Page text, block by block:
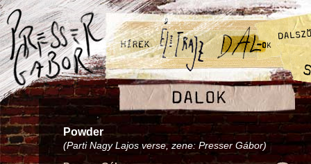
Powder
(Parti Nagy Lajos verse, zene: Presser Gábor)